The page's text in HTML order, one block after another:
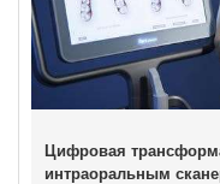
Цифровая
интраоральным